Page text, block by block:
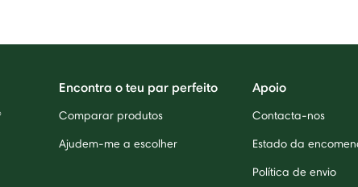
Encontra o teu par perfeito
Comparar produtos
Ajudem-me a escolher
Apoio
Contacta-nos
Estado da
Política de envio